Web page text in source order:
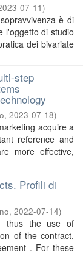
07-11)
è di
l'oggetto di studio
dei bivariate
step
, 2023-07-18)
acquire a
reference and
more effective,
Profili di
, 2022-07-14)
thus the use of
of the contract,
. For these